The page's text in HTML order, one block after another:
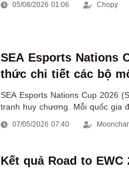
05/08/2026 01:06 Chopy
SEA Esports Nations
thức chi tiết các bộ
SEA Esports Nations Cup 2026
tranh huy chương. Mỗi quốc gia
07/05/2026 07:40
Kết quả Road to